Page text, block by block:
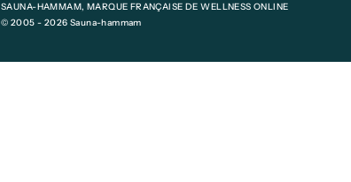
SAUNA-HAMMAM, MARQUE FRANÇAISE DE WELLNESS ONLINE
© 2005 - 2026 Sauna-hammam